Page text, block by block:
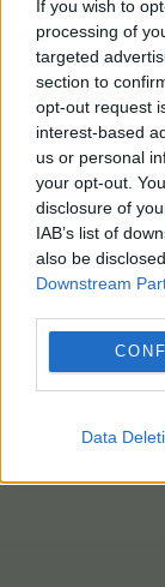
If you wish to
processing of
targeted
section to
opt-out request
interest-based
us or personal
your opt-out.
disclosure of
IAB’s list of
also be
Downstream
Data
λήψη
Πρόσφατα
από χρόνια
καλοήθη
Ο πρόεδρος
του εντός
θητεία του
σύγκριση με
έντονο
απαντά
ΑΠΕΜΠΕ –